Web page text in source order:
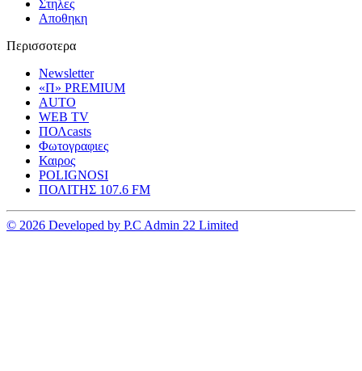
Στηλες
Αποθηκη
Περισσοτερα
Newsletter
«Π» PREMIUM
AUTO
WEB TV
ΠΟΛcasts
Φωτογραφιες
Καιρος
POLIGNOSI
ΠΟΛΙΤΗΣ 107.6 FM
© 2026 Developed by P.C Admin 22 Limited